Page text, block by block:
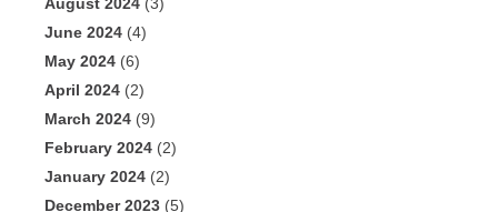
June 2024 (4)
May 2024 (6)
April 2024 (2)
March 2024 (9)
February 2024 (2)
January 2024 (2)
December 2023 (5)